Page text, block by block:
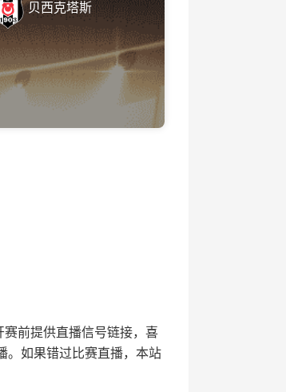
贝西克塔斯
前提供直播信号链接，喜
。如果错过比赛直播，本站